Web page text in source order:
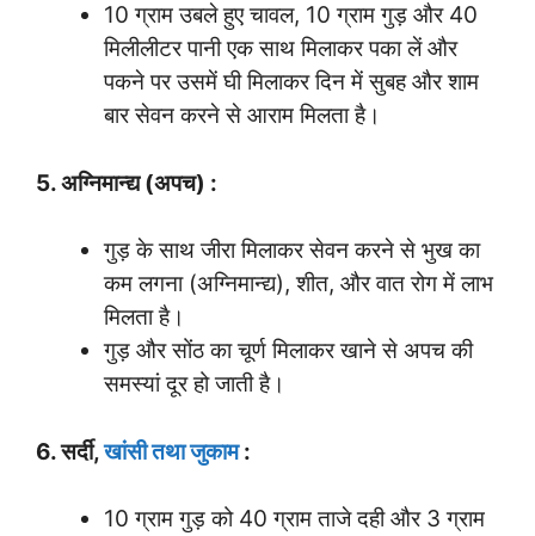
10 ग्राम उबले हुए चावल, 10 ग्राम गुड़ और 40
मिलीलीटर पानी एक साथ मिलाकर पका लें और
पकने पर उसमें घी मिलाकर दिन में सुबह और शाम
बार सेवन करने से आराम मिलता है।
5. अग्निमान्द्य (अपच) :
गुड़ के साथ जीरा मिलाकर सेवन करने से भुख का
कम लगना (अग्निमान्द्य), शीत, और वात रोग में लाभ
मिलता है।
गुड़ और सोंठ का चूर्ण मिलाकर खाने से अपच की
समस्यां दूर हो जाती है।
6. सर्दी,खांसी तथा जुकाम:
10 ग्राम गुड़ को 40 ग्राम ताजे दही और 3 ग्राम